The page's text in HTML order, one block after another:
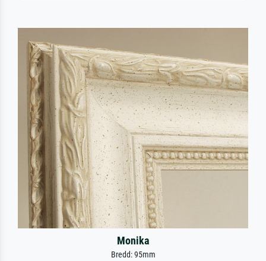
Monika
Bredd: 95mm